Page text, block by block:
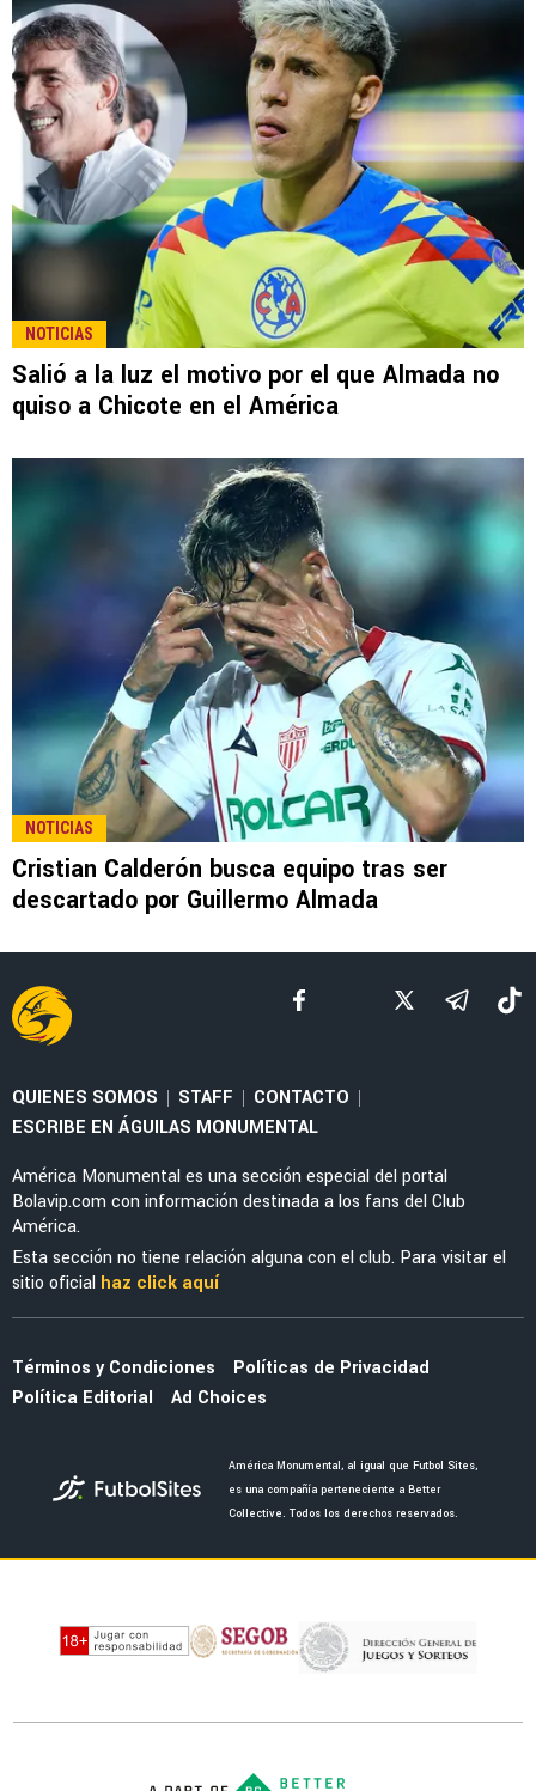
NOTICIAS
Salió a la luz el motivo por el que Almada no
quiso a Chicote en el América
NOTICIAS
Cristian Calderón busca equipo tras ser
descartado por Guillermo Almada
QUIENES SOMOS | STAFF | CONTACTO |
ESCRIBE EN ÁGUILAS MONUMENTAL
América Monumental es una sección especial del portal
Bolavip.com con información destinada a los fans del Club
América.
Esta sección no tiene relación alguna con el club. Para visitar el
sitio oficial haz click aquí
Términos y Condiciones
Políticas de Privacidad
Política Editorial
Ad Choices
América Monumental, al igual que Futbol Sites,
es una compañía perteneciente a Better
Collective. Todos los derechos reservados.